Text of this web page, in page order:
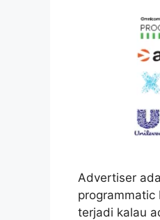
Advertiser
programmatic
terjadi kalau